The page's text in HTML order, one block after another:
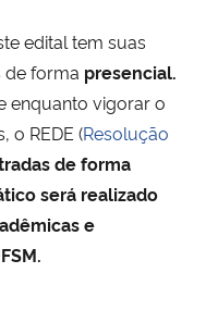
edital tem suas
de forma presencial.
enquanto vigorar o
o REDE (Resolução
de forma
será realizado
e